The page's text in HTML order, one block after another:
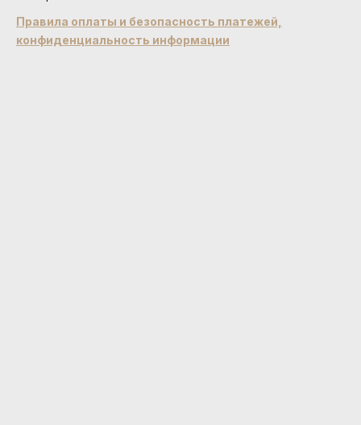
Правила оплаты и безопасность платежей,
конфиденциальность информации